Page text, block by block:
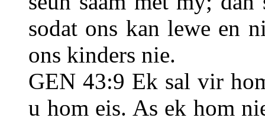
sodat ons kan lewe en
ons kinders nie.
GEN 43:9 Ek sal vir
u hom eis. As ek hom